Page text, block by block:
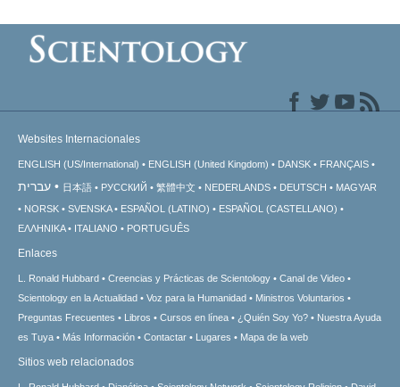
Websites Internacionales
ENGLISH (US/International) ENGLISH (United Kingdom) DANSK FRANÇAIS
עברית 日本語 РУССКИЙ 繁體中文 NEDERLANDS DEUTSCH
MAGYAR
NORSK
SVENSKA ESPAÑOL (LATINO)
ESPAÑOL (CASTELLANO)
ΕΛΛΗΝΙΚA
ITALIANO PORTUGUÊS
Enlaces
L. Ronald Hubbard Creencias y Prácticas de Scientology
Canal de Video
Scientology en la Actualidad
Voz para la Humanidad
Ministros Voluntarios
Preguntas Frecuentes
Libros Cursos en línea ¿Quién Soy Yo?
Nuestra Ayuda
es Tuya
Más Información Contactar Lugares Mapa de la web
Sitios web relacionados